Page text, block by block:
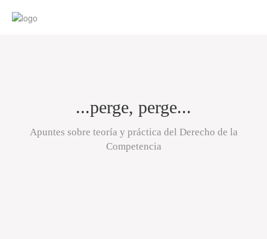
...perge, perge...
Apuntes sobre teoría y práctica del Derecho de la
Competencia